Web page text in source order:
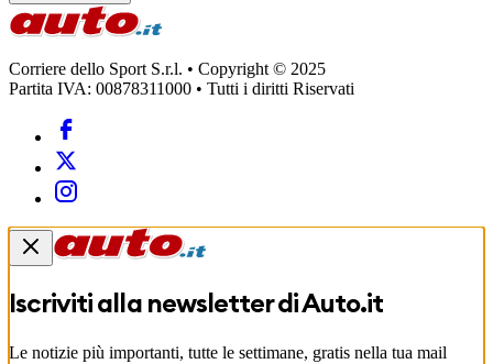
Corriere dello Sport S.r.l. • Copyright © 2025
Partita IVA: 00878311000 • Tutti i diritti Riservati
Iscriviti alla newsletter diAuto.it
Le notizie più importanti, tutte le settimane, gratis nella tua mail